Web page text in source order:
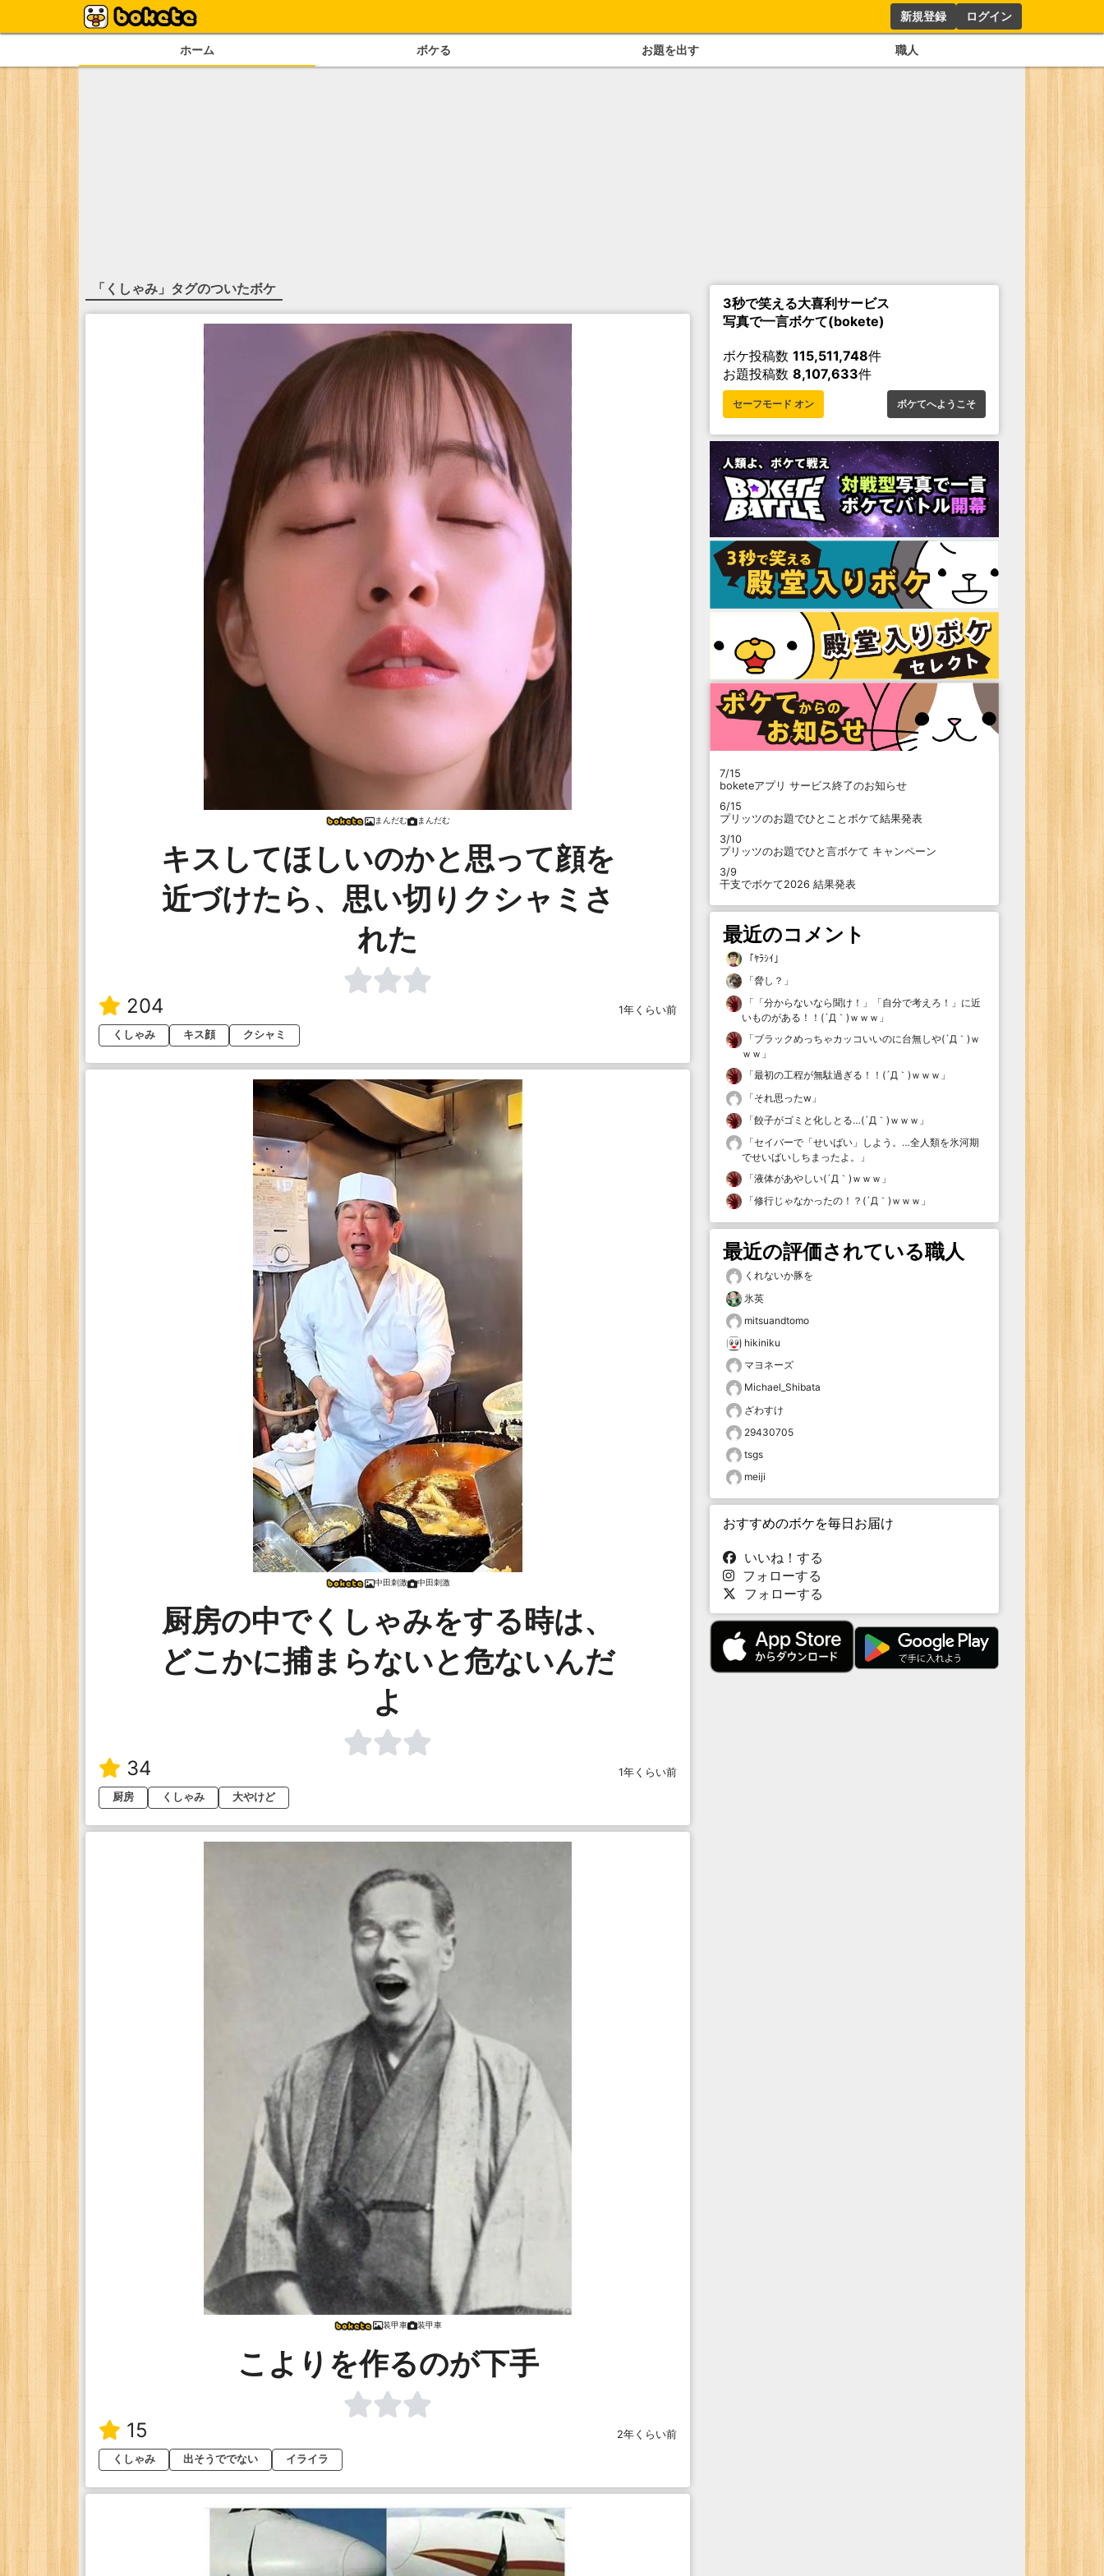
新規登録 ログイン
ホーム ボケる お題を出す 職人
「 くしゃみ 」タグのついたボケ
まんだむ まんだむ
キスしてほしいのかと思って顔を
近づけたら、思い切りクシャミさ
れた
204
1年くらい前
くしゃみ
キス顔 クシャミ
中田刺激 中田刺激
厨房の中でくしゃみをする時は、
どこかに捕まらないと危ないんだ
よ
34
1年くらい前
厨房
くしゃみ 大やけど
装甲車 装甲車
こよりを作るのが下手
15
2年くらい前
くしゃみ
出そうででない イライラ
3秒で笑える大喜利サービス
写真で一言ボケて(bokete)
ボケ投稿数 115,511,748件
お題投稿数 8,107,633件
セーフモード オン ボケてへようこそ
7/15
boketeアプリ サービス終了のお知らせ
6/15
プリッツのお題でひとことボケて結果発表
3/10
プリッツのお題でひと言ボケて キャンペーン
3/9
干支でボケて2026 結果発表
最近のコメント
「ﾔﾗｼｲ 」
「脅し？ 」
「 「分からないなら聞け！」「自分で考えろ！」に近
いものがある！！(´Д｀)ｗｗｗ 」
「ブラックめっちゃカッコいいのに台無しや(´Д｀)ｗ
ｗｗ 」
「最初の工程が無駄過ぎる！！(´Д｀)ｗｗｗ 」
「それ思ったw 」
「餃子がゴミと化しとる…(´Д｀)ｗｗｗ 」
「セイバーで「せいばい」しよう。…全人類を氷河期
でせいばいしちまったよ。
」
「液体があやしい(´Д｀)ｗｗｗ 」
「修行じゃなかったの！？(´Д｀)ｗｗｗ 」
最近の評価されている職人
くれないか豚を
氷英
mitsuandtomo
hikiniku
マヨネーズ
Michael_Shibata
ざわすけ
29430705
tsgs
meiji
おすすめのボケを毎日お届け
いいね！する
フォローする
フォローする